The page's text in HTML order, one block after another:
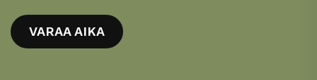
VARAA AIKA